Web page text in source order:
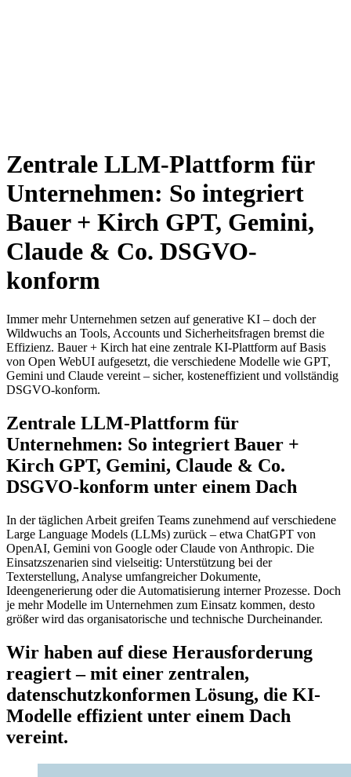
Zentrale LLM-Plattform für
Unternehmen: So integriert
Bauer + Kirch GPT, Gemini,
Claude & Co. DSGVO-
konform
Immer mehr Unternehmen setzen auf generative KI – doch der
Wildwuchs an Tools, Accounts und Sicherheitsfragen bremst die
Effizienz. Bauer + Kirch hat eine zentrale KI-Plattform auf Basis
von Open WebUI aufgesetzt, die verschiedene Modelle wie GPT,
Gemini und Claude vereint – sicher, kosteneffizient und vollständig
DSGVO-konform.
Zentrale LLM-Plattform für
Unternehmen: So integriert Bauer +
Kirch GPT, Gemini, Claude & Co.
DSGVO-konform unter einem Dach
In der täglichen Arbeit greifen Teams zunehmend auf verschiedene
Large Language Models (LLMs) zurück – etwa ChatGPT von
OpenAI, Gemini von Google oder Claude von Anthropic. Die
Einsatzszenarien sind vielseitig: Unterstützung bei der
Texterstellung, Analyse umfangreicher Dokumente,
Ideengenerierung oder die Automatisierung interner Prozesse. Doch
je mehr Modelle im Unternehmen zum Einsatz kommen, desto
größer wird das organisatorische und technische Durcheinander.
Wir haben auf diese Herausforderung
reagiert – mit einer zentralen,
datenschutzkonformen Lösung, die KI-
Modelle effizient unter einem Dach
vereint.